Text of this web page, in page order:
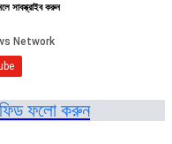
সাবস্ক্রাইব করুন
ফিড ফলো করুন